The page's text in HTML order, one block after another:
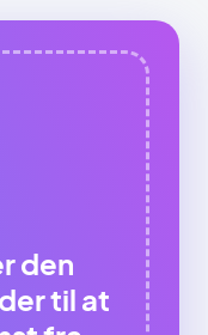
den
til at